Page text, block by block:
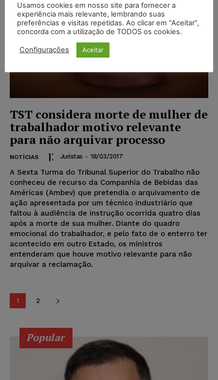
TST considera morte de mulher de
trabalhador motivo relevante
para não arquivar processo
NOTÍCIAS Juristas - 18/03/2017
A Sexta Turma do Tribunal Superior do Trabalho não
conheceu de recurso da Companhia de Bebidas das
Américas (Ambev) que pretendia o arquivamento de
ação apresentada por um técnico industriário que
faltou à audiência de instrução ocorrida quatro dias
após a morte de sua mulher. Diante do quadro
emocional do trabalhador, e pelo fato de o enterro ter
acontecido em outro Estado, os ministros
entenderam que houve motivo relevante para não
arquivar a reclamação.
1 2
Popular
Usamos cookies em nosso site para fornecer a
experiência mais relevante, lembrando suas
preferências e visitas repetidas. Ao clicar em “Aceitar”,
concorda com a utilização de TODOS os cookies.
Configurações Aceitar